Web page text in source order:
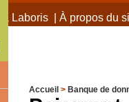
Laboris| À propos du
Accueil > Banque de